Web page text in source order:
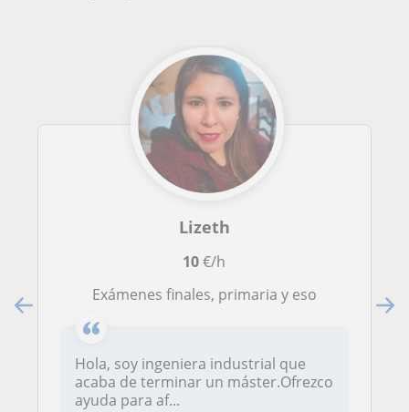
Lizeth
10€/h
Exámenes finales, primaria y eso
Hola, soy ingeniera industrial que
acaba de terminar un máster.Ofrezco
ayuda para af...